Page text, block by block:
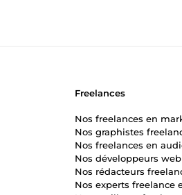
Freelances
Nos freelances en
Nos graphistes
Nos freelances en
Nos développeurs
Nos rédacteurs
Nos experts freelance